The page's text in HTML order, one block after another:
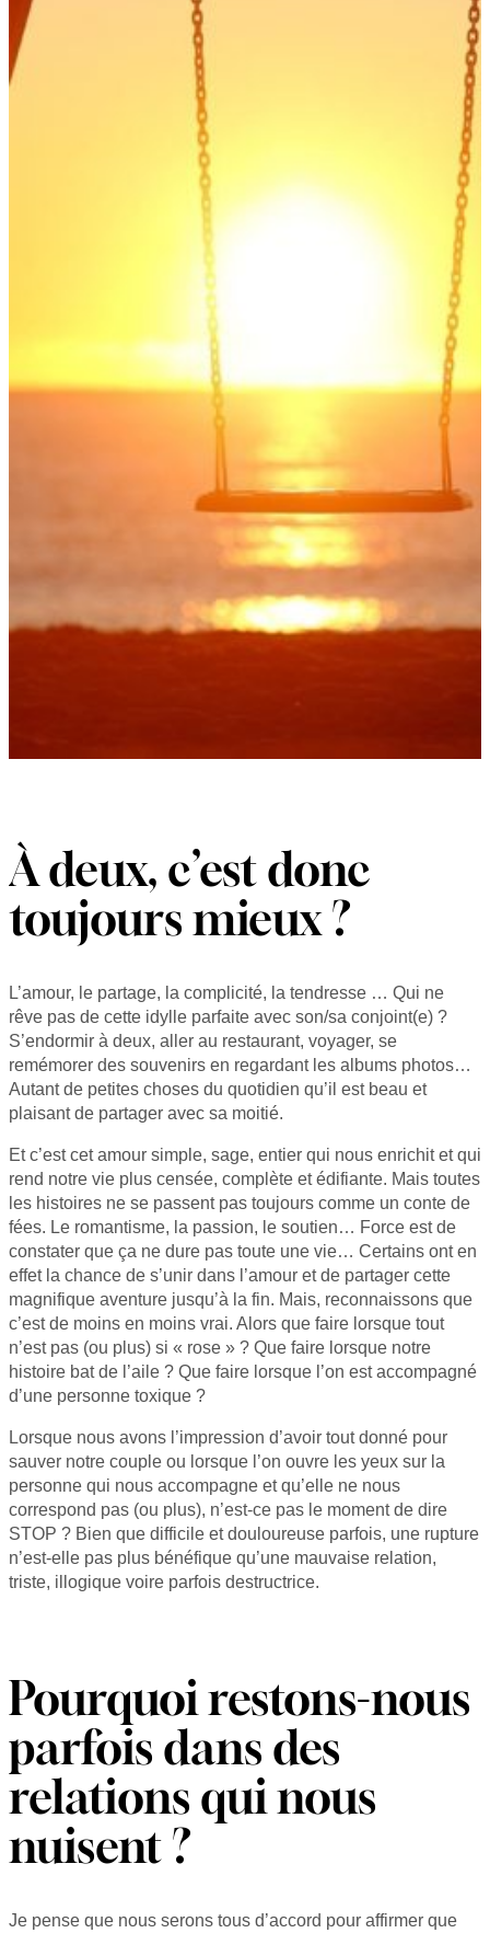
À deux, c’est donc
toujours mieux ?
L’amour, le partage, la complicité, la tendresse … Qui ne
rêve pas de cette idylle parfaite avec son/sa conjoint(e) ?
S’endormir à deux, aller au restaurant, voyager, se
remémorer des souvenirs en regardant les albums photos…
Autant de petites choses du quotidien qu’il est beau et
plaisant de partager avec sa moitié.
Et c’est cet amour simple, sage, entier qui nous enrichit et qui
rend notre vie plus censée, complète et édifiante. Mais toutes
les histoires ne se passent pas toujours comme un conte de
fées. Le romantisme, la passion, le soutien… Force est de
constater que ça ne dure pas toute une vie… Certains ont en
effet la chance de s’unir dans l’amour et de partager cette
magnifique aventure jusqu’à la fin. Mais, reconnaissons que
c’est de moins en moins vrai. Alors que faire lorsque tout
n’est pas (ou plus) si « rose » ? Que faire lorsque notre
histoire bat de l’aile ? Que faire lorsque l’on est accompagné
d’une personne toxique ?
Lorsque nous avons l’impression d’avoir tout donné pour
sauver notre couple ou lorsque l’on ouvre les yeux sur la
personne qui nous accompagne et qu’elle ne nous
correspond pas (ou plus), n’est-ce pas le moment de dire
STOP ? Bien que difficile et douloureuse parfois, une rupture
n’est-elle pas plus bénéfique qu’une mauvaise relation,
triste, illogique voire parfois destructrice.
Pourquoi restons-nous
parfois dans des
relations qui nous
nuisent ?
Je pense que nous serons tous d’accord pour affirmer que